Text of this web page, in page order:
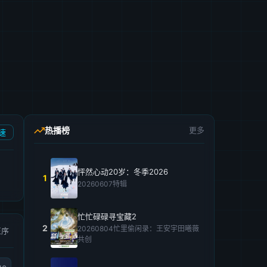
热播榜 更多
1
怦然心动20岁：冬季2026
20260607特辑
2
忙忙碌碌寻宝藏2
20260804忙里偷闲录：王安宇田曦薇
共创